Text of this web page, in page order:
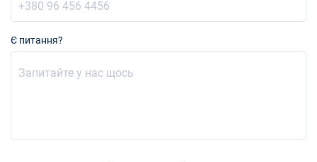
Є питання?